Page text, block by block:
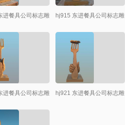
进餐具公司标志雕
hj915 东进餐具公司标志雕
进餐具公司标志雕
hj921 东进餐具公司标志雕